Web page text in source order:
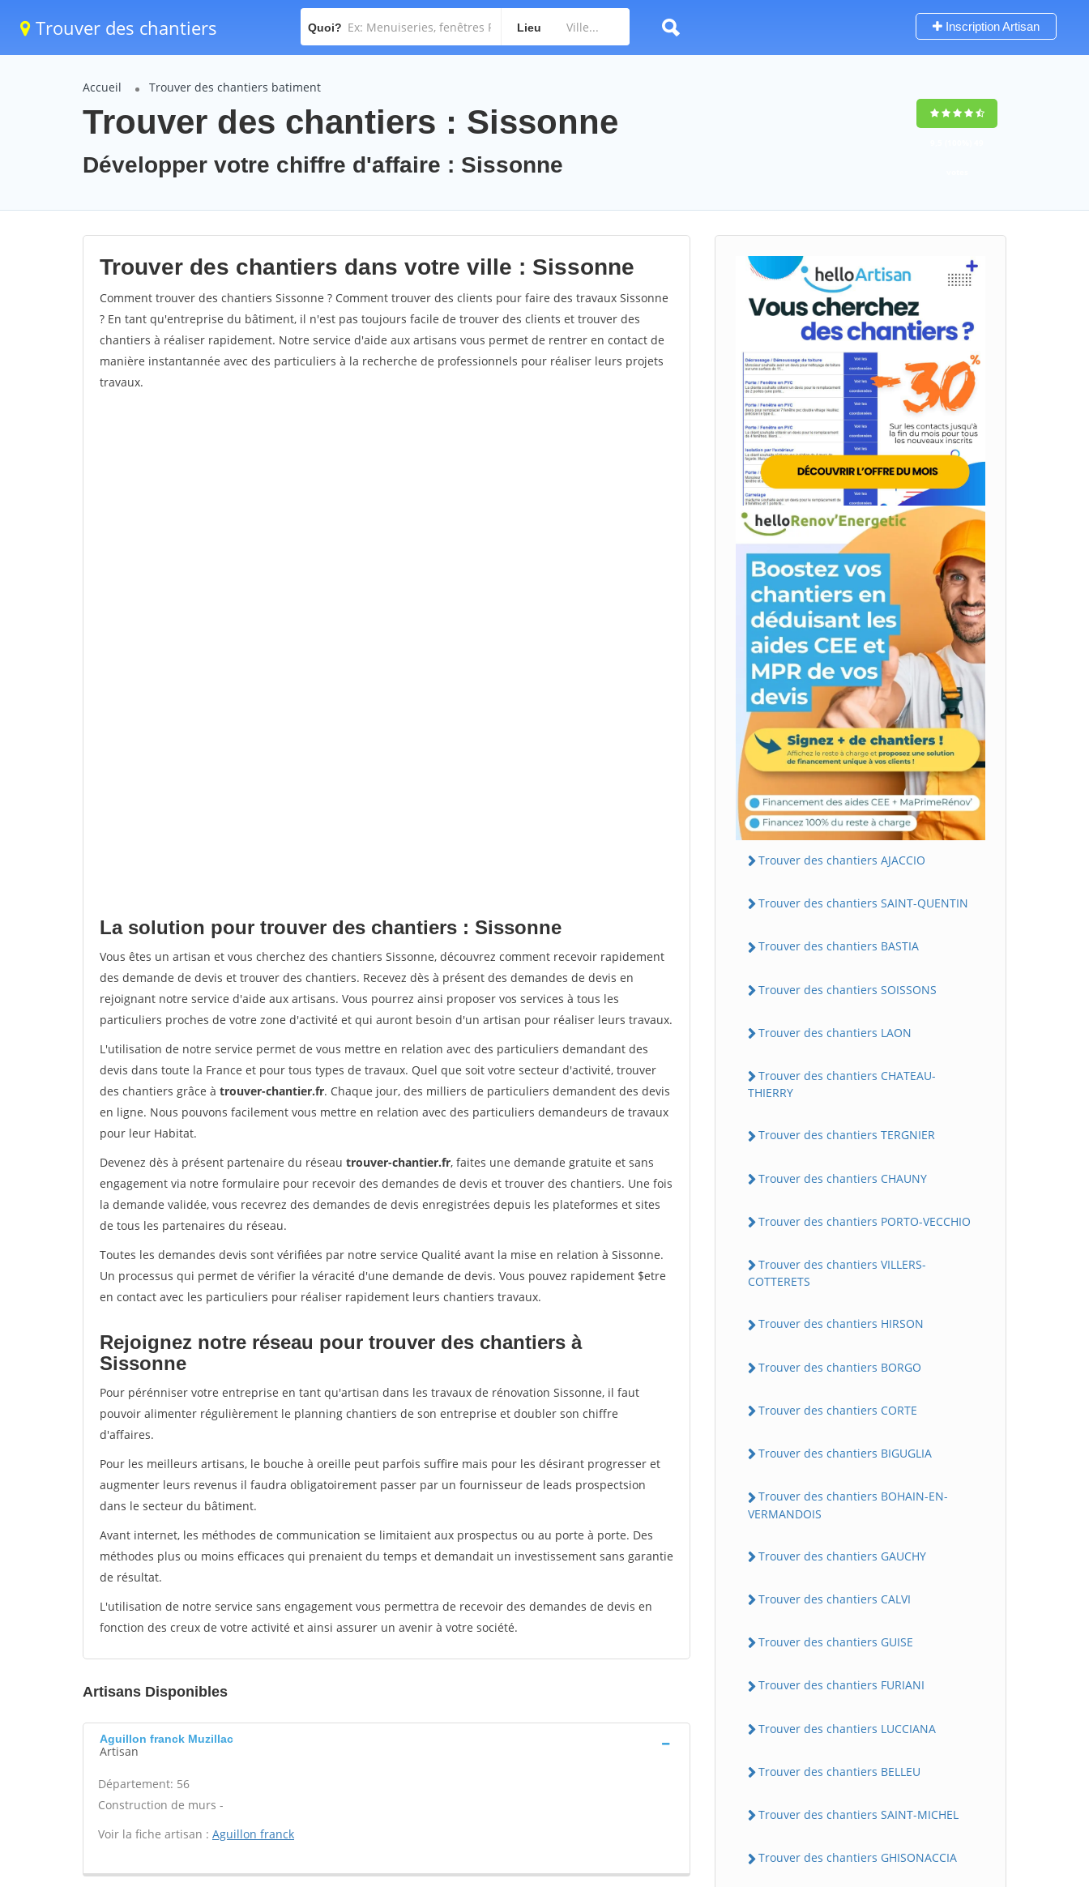
Trouver des chantiers Quoi? Lieu Inscription Artisan
Accueil Trouver des chantiers batiment
Trouver des chantiers : Sissonne
Développer votre chiffre d'affaire : Sissonne
Trouver des chantiers dans votre ville : Sissonne
Comment trouver des chantiers Sissonne ? Comment trouver des clients pour faire des travaux Sissonne
? En tant qu'entreprise du bâtiment, il n'est pas toujours facile de trouver des clients et trouver des
chantiers à réaliser rapidement. Notre service d'aide aux artisans vous permet de rentrer en contact de
manière instantannée avec des particuliers à la recherche de professionnels pour réaliser leurs projets
travaux.
La solution pour trouver des chantiers : Sissonne
Vous êtes un artisan et vous cherchez des chantiers Sissonne, découvrez comment recevoir rapidement
des demande de devis et trouver des chantiers. Recevez dès à présent des demandes de devis en
rejoignant notre service d'aide aux artisans. Vous pourrez ainsi proposer vos services à tous les
particuliers proches de votre zone d'activité et qui auront besoin d'un artisan pour réaliser leurs travaux.
L'utilisation de notre service permet de vous mettre en relation avec des particuliers demandant des
devis dans toute la France et pour tous types de travaux. Quel que soit votre secteur d'activité, trouver
des chantiers grâce à trouver-chantier.fr. Chaque jour, des milliers de particuliers demandent des devis
en ligne. Nous pouvons facilement vous mettre en relation avec des particuliers demandeurs de travaux
pour leur Habitat.
Devenez dès à présent partenaire du réseau trouver-chantier.fr, faites une demande gratuite et sans
engagement via notre formulaire pour recevoir des demandes de devis et trouver des chantiers. Une fois
la demande validée, vous recevrez des demandes de devis enregistrées depuis les plateformes et sites
de tous les partenaires du réseau.
Toutes les demandes devis sont vérifiées par notre service Qualité avant la mise en relation à Sissonne.
Un processus qui permet de vérifier la véracité d'une demande de devis. Vous pouvez rapidement $etre
en contact avec les particuliers pour réaliser rapidement leurs chantiers travaux.
Rejoignez notre réseau pour trouver des chantiers à
Sissonne
Pour pérénniser votre entreprise en tant qu'artisan dans les travaux de rénovation Sissonne, il faut
pouvoir alimenter régulièrement le planning chantiers de son entreprise et doubler son chiffre
d'affaires.
Pour les meilleurs artisans, le bouche à oreille peut parfois suffire mais pour les désirant progresser et
augmenter leurs revenus il faudra obligatoirement passer par un fournisseur de leads prospectsion
dans le secteur du bâtiment.
Avant internet, les méthodes de communication se limitaient aux prospectus ou au porte à porte. Des
méthodes plus ou moins efficaces qui prenaient du temps et demandait un investissement sans garantie
de résultat.
L'utilisation de notre service sans engagement vous permettra de recevoir des demandes de devis en
fonction des creux de votre activité et ainsi assurer un avenir à votre société.
Artisans Disponibles
Aguillon franck Muzillac
Artisan
Département: 56
Construction de murs -
Voir la fiche artisan : Aguillon franck
Trouver des chantiers AJACCIO
Trouver des chantiers SAINT-QUENTIN
Trouver des chantiers BASTIA
Trouver des chantiers SOISSONS
Trouver des chantiers LAON
Trouver des chantiers CHATEAU-
THIERRY
Trouver des chantiers TERGNIER
Trouver des chantiers CHAUNY
Trouver des chantiers PORTO-VECCHIO
Trouver des chantiers VILLERS-
COTTERETS
Trouver des chantiers HIRSON
Trouver des chantiers BORGO
Trouver des chantiers CORTE
Trouver des chantiers BIGUGLIA
Trouver des chantiers BOHAIN-EN-
VERMANDOIS
Trouver des chantiers GAUCHY
Trouver des chantiers CALVI
Trouver des chantiers GUISE
Trouver des chantiers FURIANI
Trouver des chantiers LUCCIANA
Trouver des chantiers BELLEU
Trouver des chantiers SAINT-MICHEL
Trouver des chantiers GHISONACCIA